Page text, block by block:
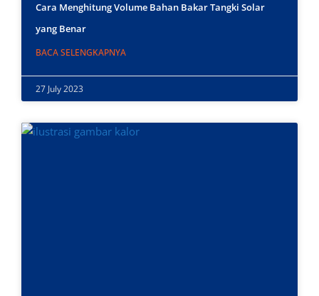
Cara Menghitung Volume Bahan Bakar Tangki Solar
yang Benar
BACA SELENGKAPNYA
27 July 2023